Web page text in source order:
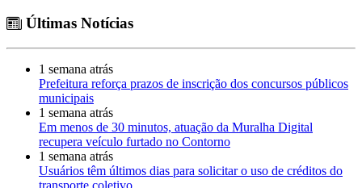
Últimas Notícias
1 semana atrás
Prefeitura reforça prazos de inscrição dos concursos públicos
municipais
1 semana atrás
Em menos de 30 minutos, atuação da Muralha Digital
recupera veículo furtado no Contorno
1 semana atrás
Usuários têm últimos dias para solicitar o uso de créditos do
transporte coletivo